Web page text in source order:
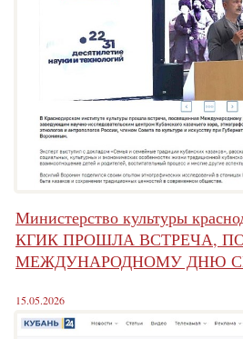
Министерство культуры
КГИК ПРОШЛА ВСТРЕЧА,
МЕЖДУНАРОДНОМУ ДНЮ
15.05.2026